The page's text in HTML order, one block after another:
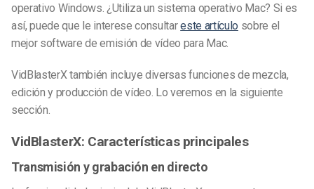
operativo Windows. ¿Utiliza un sistema operativo Mac? Si es
así, puede que le interese consultareste artículo sobre el
mejor software de emisión de vídeo para Mac.
VidBlasterX también incluye diversas funciones de mezcla,
edición y producción de vídeo. Lo veremos en la siguiente
sección.
VidBlasterX: Características principales
Transmisión y grabación en directo